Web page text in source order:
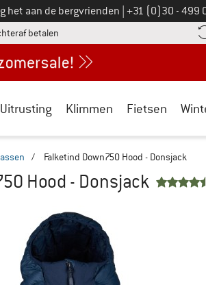
het aan de bergvrienden Bel ons op
+31 (0)30 - 499
betalen vind de betalingsinformatie hier!
Uitrusting Klimmen Fietsen
/ Falketind Down750 Hood - Donsjack
Hood - Donsjack